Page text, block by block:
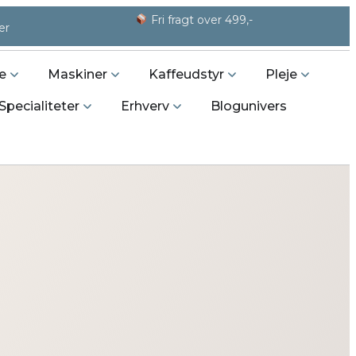
Fri fragt over 499,-
Maskiner Kaffeudstyr Pleje
Erhverv Blogunivers